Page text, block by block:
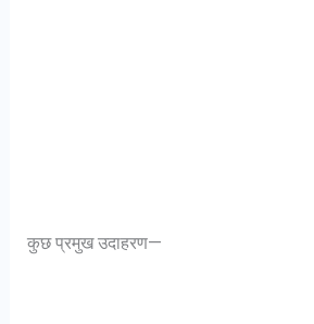
कुछ प्रमुख उदाहरण—